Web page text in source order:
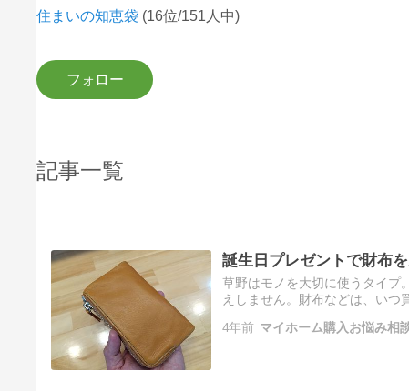
住まいの知恵袋 (16位/151人中)
記事一覧
誕生日プレゼントで財布を
草野はモノを大切に使うタイプ
えしません。財布などは、いつ
4年前 マイホーム購入お悩み相